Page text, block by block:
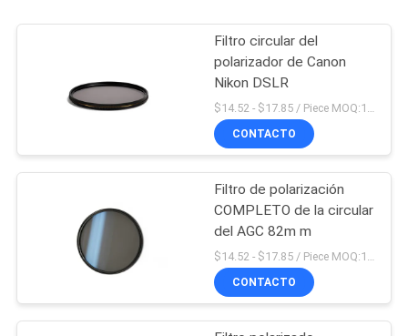
Filtro circular del
polarizador de Canon
Nikon DSLR
$14.52 - $17.85 / Piece MOQ:100
CONTACTO
Filtro de polarización
COMPLETO de la circular
del AGC 82m m
CONTACTO